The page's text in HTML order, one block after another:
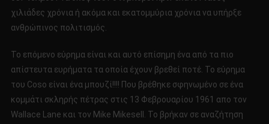
χιλιάδες χρόνια ή ακόμα και εκατομμύρια χρόνια να υπήρξε
ανθρώπινος πολιτισμός.
Το επόμενο εύρημα είναι και αυτό επίσημη ένα από τα πιο
απίστευτα ευρήματα τα οποία έχουν βρεθεί ποτέ. Το εύρημα
του Coso είναι ένα μπουζί!!!! Που βρέθηκε σφηνωμένο σε ένα
κομμάτι σκληρής πέτρας στις 13 Φεβρουαρίου 1961 απo τον
Wallace Lane και τον Mike Mikesell. Το βρήκαν σε αναζήτηση